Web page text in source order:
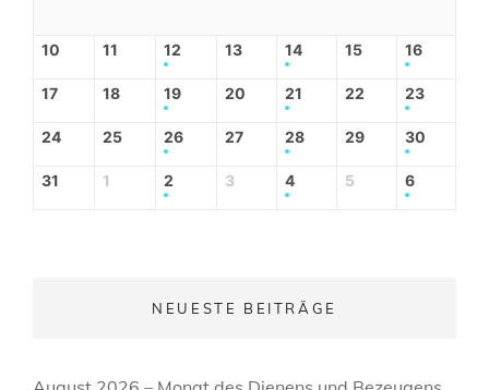
10 11 12 13 14 15 16
17 18 19 20 21 22 23
24 25 26 27 28 29 30
31 1 2 3 4 5 6
NEUESTE BEITRÄGE